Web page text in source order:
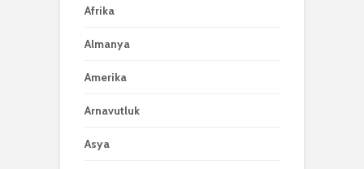
Afrika
Almanya
Amerika
Arnavutluk
Asya